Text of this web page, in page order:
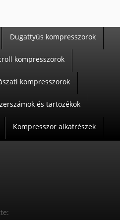
Dugattyús kompresszorok
kompresszorok
kompresszorok
és tartozékok
Kompresszor alkatrészek